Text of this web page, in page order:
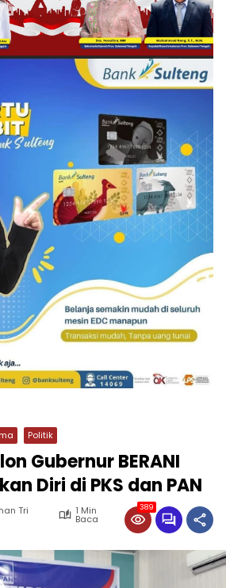
Politik
Gubernur BERANI
Diri di PKS dan PAN
Tri 1 Min
Baca
389